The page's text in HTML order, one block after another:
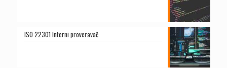
ISO 22301 Interni proveravač